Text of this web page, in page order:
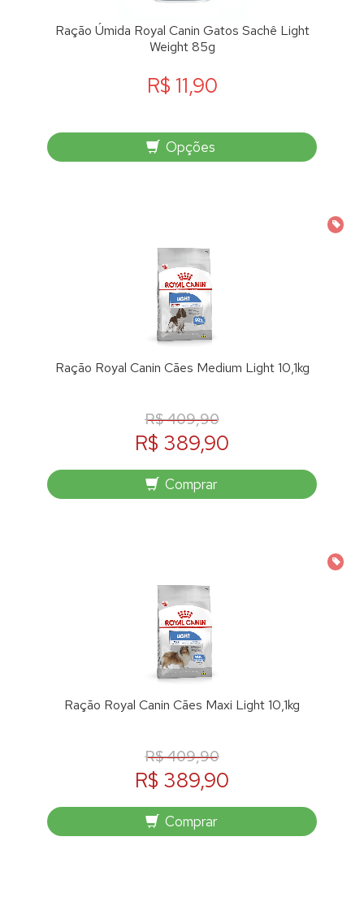
Ração Úmida Royal Canin Gatos Sachê Light
Weight 85g
R$ 11,90
Opções
Ração Royal Canin Cães Medium Light 10,1kg
R$ 409,90
R$ 389,90
Comprar
Ração Royal Canin Cães Maxi Light 10,1kg
R$ 409,90
R$ 389,90
Comprar